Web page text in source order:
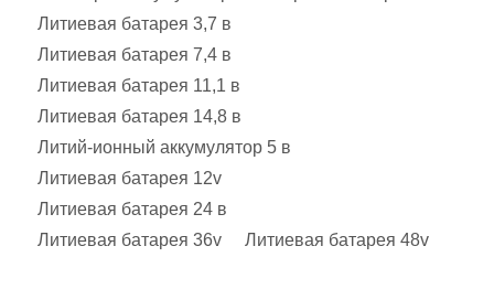
Литиевая батарея 3,7 в
Литиевая батарея 7,4 в
Литиевая батарея 11,1 в
Литиевая батарея 14,8 в
Литий-ионный аккумулятор 5 в
Литиевая батарея 12v
Литиевая батарея 24 в
Литиевая батарея 36v
Литиевая батарея 48v